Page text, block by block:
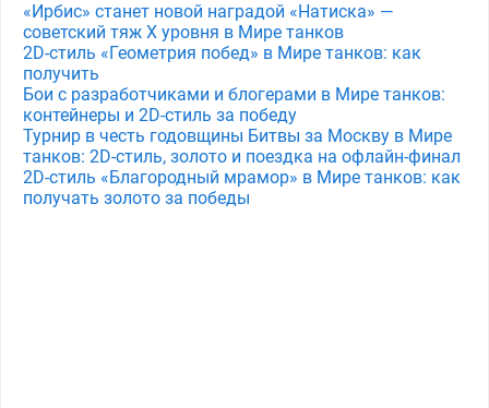
«Ирбис» станет новой наградой «Натиска» —
советский тяж X уровня в Мире танков
2D-стиль «Геометрия побед» в Мире танков: как
получить
Бои с разработчиками и блогерами в Мире танков:
контейнеры и 2D-стиль за победу
Турнир в честь годовщины Битвы за Москву в Мире
танков: 2D-стиль, золото и поездка на офлайн-финал
2D-стиль «Благородный мрамор» в Мире танков: как
получать золото за победы